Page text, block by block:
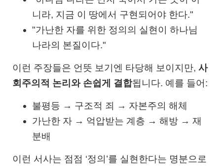
니라, 지금 이 땅에서 구현되어야 한다."
"가난한 자를 위한 정의의 실현이 하나님
나라의 본질이다."
이런 주장들은 언뜻 보기엔 타당해 보이지만, 사
회주의적 논리와 손쉽게 결합됩니다. 예를 들어:
불평등 → 구조적 죄 → 자본주의 해체
가난한 자 → 억압받는 계층 → 해방 → 재
분배
이런 서사는 점점 ‘정의’를 실현한다는 명분으로